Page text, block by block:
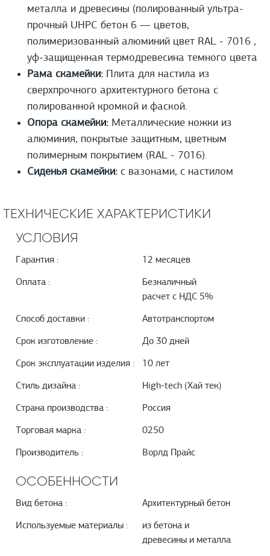
металла и древесины (полированный ультра-
прочный UHPС бетон 6 — цветов,
полимеризованный алюминий цвет RAL - 7016 ,
уф-защищенная термодревесина темного цвета
Рама скамейки: Плита для настила из
сверхпрочного архитектурного бетона с
полированной кромкой и фаской.
Опора скамейки: Металлические ножки из
алюминия, покрытые защитным, цветным
полимерным покрытием (RAL - 7016).
Сиденья скамейки: с вазонами, с настилом
ТЕХНИЧЕСКИЕ ХАРАКТЕРИСТИКИ
УСЛОВИЯ
Гарантия : 12 месяцев
Оплата :
Безналичный
расчет с НДС 5%
Способ доставки : Автотранспортом
Срок изготовление : До 30 дней
Срок эксплуатации изделия : 10 лет
Стиль дизайна : High-tech (Хай тек)
Страна производства : Россия
Торговая марка : 0250
Производитель : Ворлд Прайс
ОСОБЕННОСТИ
Вид бетона : Архитектурный бетон
Используемые материалы :
из бетона и
древесины и металла